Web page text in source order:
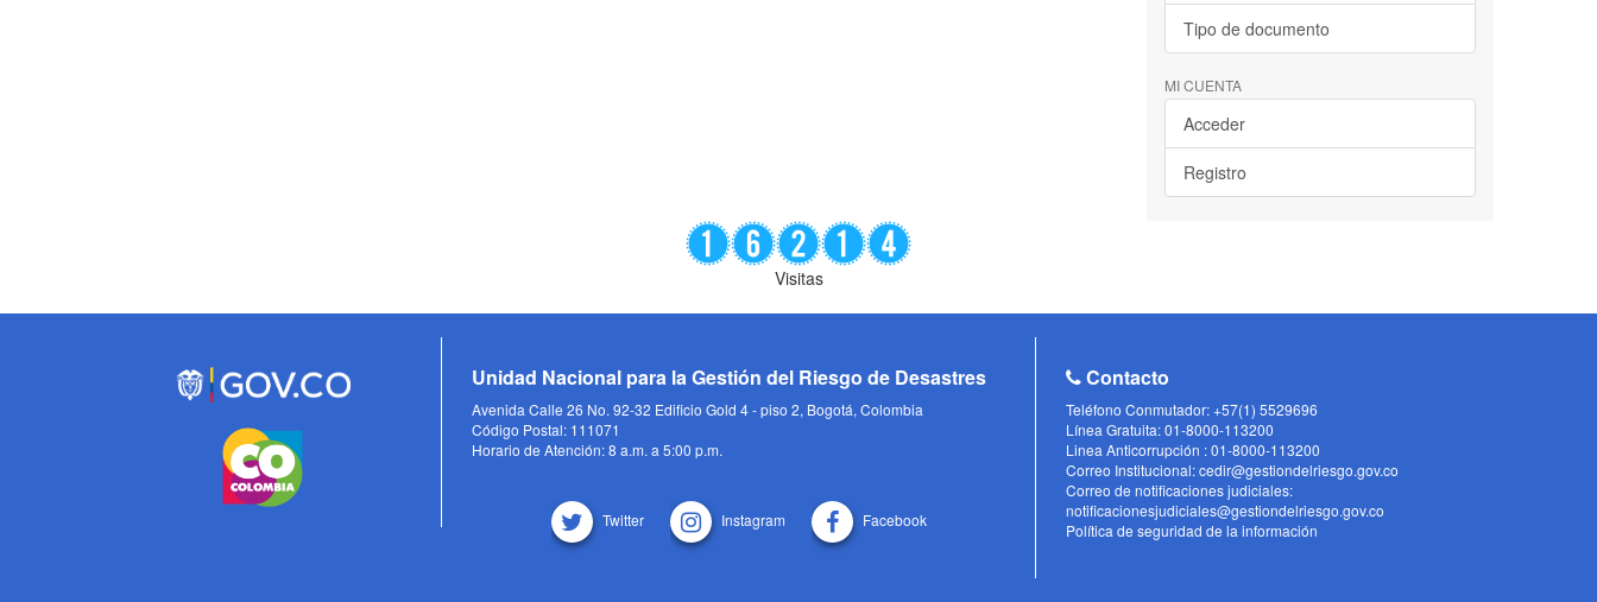
Tipo de documento
MI CUENTA
Acceder
Registro
Visitas
Unidad Nacional para la Gestión del Riesgo de Desastres
Avenida Calle 26 No. 92-32 Edificio Gold 4 - piso 2, Bogotá, Colombia
Código Postal: 111071
Horario de Atención: 8 a.m. a 5:00 p.m.
Twitter Instagram Facebook
Contacto
Teléfono Conmutador: +57(1) 5529696
Línea Gratuita: 01-8000-113200
Linea Anticorrupción : 01-8000-113200
Correo Institucional: cedir@gestiondelriesgo.gov.co
Correo de notificaciones judiciales:
notificacionesjudiciales@gestiondelriesgo.gov.co
Política de seguridad de la información